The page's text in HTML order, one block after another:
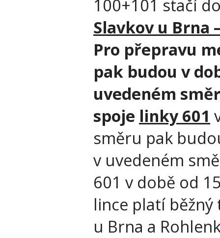
100+101 stačí
Slavkov u Brna
Pro přepravu
pak budou v
uvedeném
spoje linky 601
směru pak
v uvedeném
601 v době od
lince platí běžný
u Brna a